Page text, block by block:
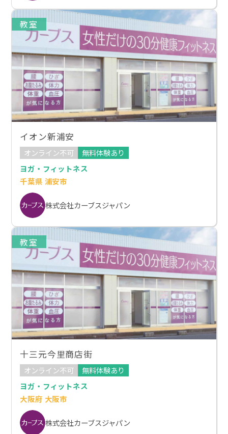
教室
イオン新浦安
オンライン不可
無料体験あり
ヨガ・フィットネス
千葉県 浦安市
株式会社カーブスジャパン
教室
十三元今里商店街
オンライン不可
無料体験あり
ヨガ・フィットネス
大阪府 大阪市
株式会社カーブスジャパン